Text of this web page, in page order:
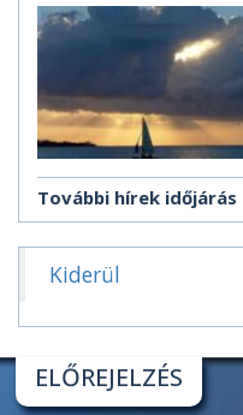
További hírek
Kiderül
ELŐREJELZÉS